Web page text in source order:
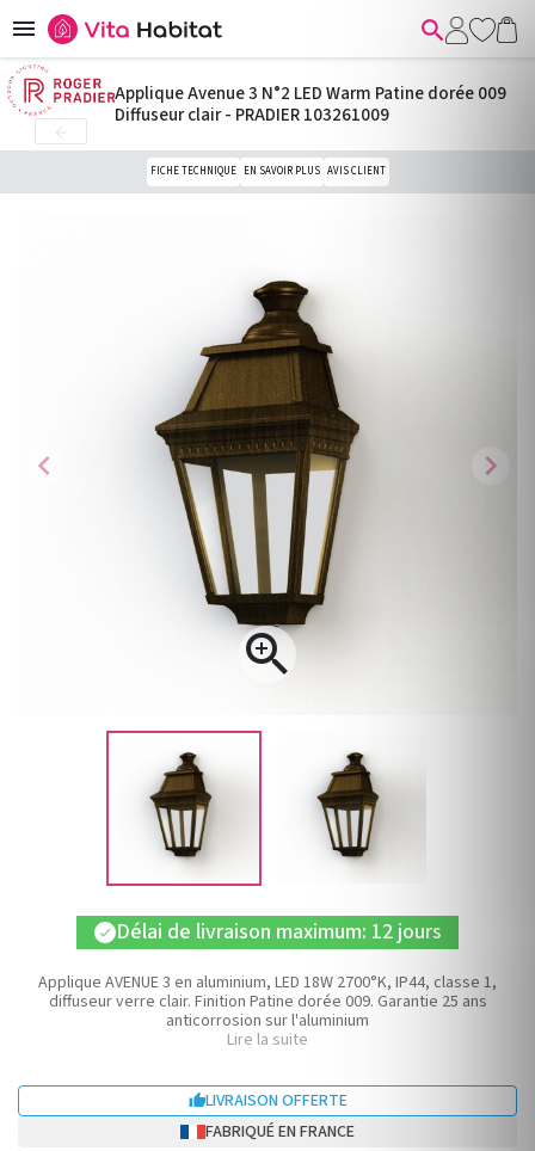
 
chevron_left

chevron_right
Applique Avenue 3 N°2 LED Warm Patine dorée 009
Diffuseur clair - PRADIER 103261009
FICHE TECHNIQUE EN SAVOIR PLUS AVIS CLIENT
check Délai de livraison maximum: 12 jours
Applique AVENUE 3 en aluminium, LED 18W 2700°K, IP44, classe 1,
diffuseur verre clair. Finition Patine dorée 009. Garantie 25 ans
anticorrosion sur l'aluminium
Lire la suite
LIVRAISON OFFERTE
FABRIQUÉ EN FRANCE